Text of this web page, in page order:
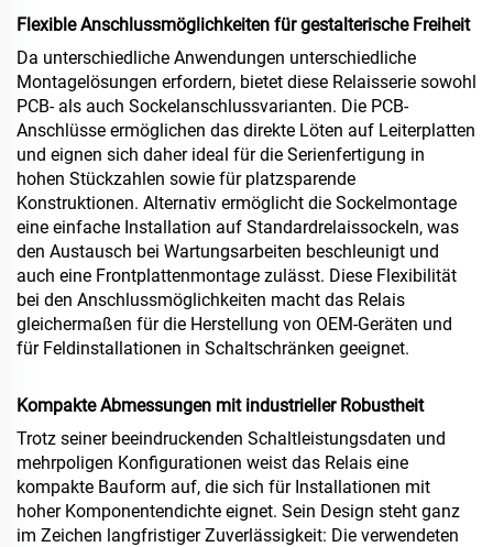
Flexible Anschlussmöglichkeiten für gestalterische Freiheit
Da unterschiedliche Anwendungen unterschiedliche
Montagelösungen erfordern, bietet diese Relaisserie sowohl
PCB- als auch Sockelanschlussvarianten. Die PCB-
Anschlüsse ermöglichen das direkte Löten auf Leiterplatten
und eignen sich daher ideal für die Serienfertigung in
hohen Stückzahlen sowie für platzsparende
Konstruktionen. Alternativ ermöglicht die Sockelmontage
eine einfache Installation auf Standardrelaissockeln, was
den Austausch bei Wartungsarbeiten beschleunigt und
auch eine Frontplattenmontage zulässt. Diese Flexibilität
bei den Anschlussmöglichkeiten macht das Relais
gleichermaßen für die Herstellung von OEM-Geräten und
für Feldinstallationen in Schaltschränken geeignet.
Kompakte Abmessungen mit industrieller Robustheit
Trotz seiner beeindruckenden Schaltleistungsdaten und
mehrpoligen Konfigurationen weist das Relais eine
kompakte Bauform auf, die sich für Installationen mit
hoher Komponentendichte eignet. Sein Design steht ganz
im Zeichen langfristiger Zuverlässigkeit: Die verwendeten